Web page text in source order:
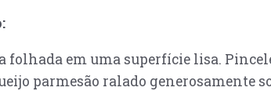
folhada em uma superfície lisa.
parmesão ralado generosamente